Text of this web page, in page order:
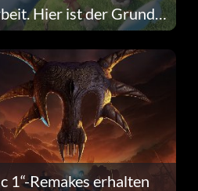
Hier ist der Grund
1“-Remakes erhalten